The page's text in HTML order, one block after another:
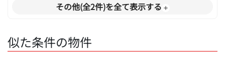
その他(全2件)を全て表示する
似た条件の物件